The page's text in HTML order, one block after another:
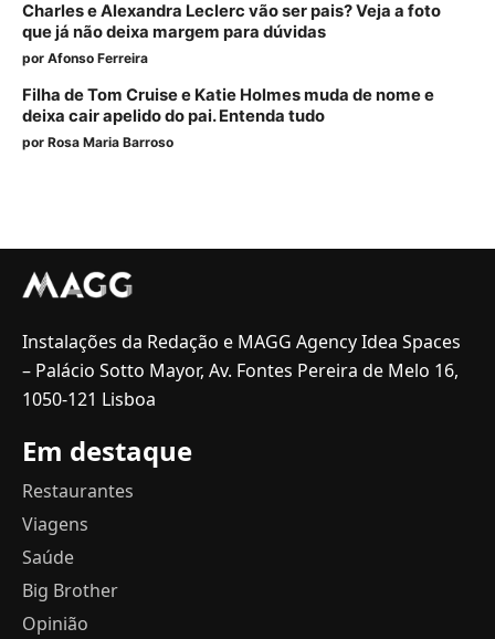
Charles e Alexandra Leclerc vão ser pais? Veja a foto
que já não deixa margem para dúvidas
por Afonso Ferreira
Filha de Tom Cruise e Katie Holmes muda de nome e
deixa cair apelido do pai. Entenda tudo
por Rosa Maria Barroso
Instalações da Redação e MAGG Agency Idea Spaces
– Palácio Sotto Mayor, Av. Fontes Pereira de Melo 16,
1050-121 Lisboa
Em destaque
Restaurantes
Viagens
Saúde
Big Brother
Opinião